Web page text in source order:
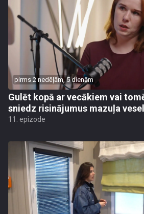
pirms 2 nedēļām, 5 dienām
Gulēt kopā ar vecākiem vai
sniedz risinājumus mazuļa
11. epizode